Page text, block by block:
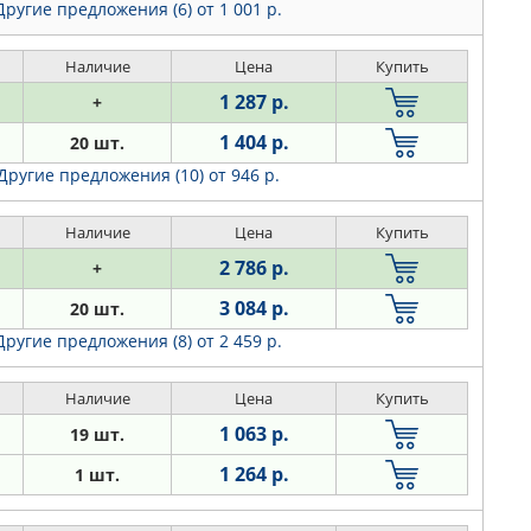
предложения (6) от 1 001 р.
Наличие Цена Купить
+ 1 287 р.
20 шт. 1 404 р.
предложения (10) от 946 р.
Наличие Цена Купить
+ 2 786 р.
20 шт. 3 084 р.
предложения (8) от 2 459 р.
Наличие Цена Купить
19 шт. 1 063 р.
1 шт. 1 264 р.